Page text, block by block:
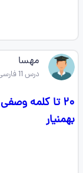
مهسا
درس 11 فارسی ششم
بهمنیار